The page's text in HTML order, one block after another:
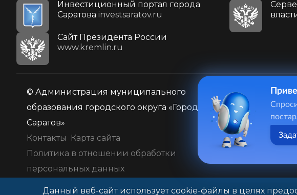
Инвестиционный портал города
Саратова investsaratov.ru
Cайт Президента России
www.kremlin.ru
© Администрация муниципального
образования городского округа «Город
Саратов»
Контакты
Карта сайта
Политика в отношении обработки
персональных данных
410031, г.
+7(8452)26-
Данный веб-сайт использует cookie-файлы в целях